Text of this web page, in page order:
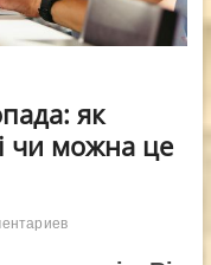
як
чи можна це